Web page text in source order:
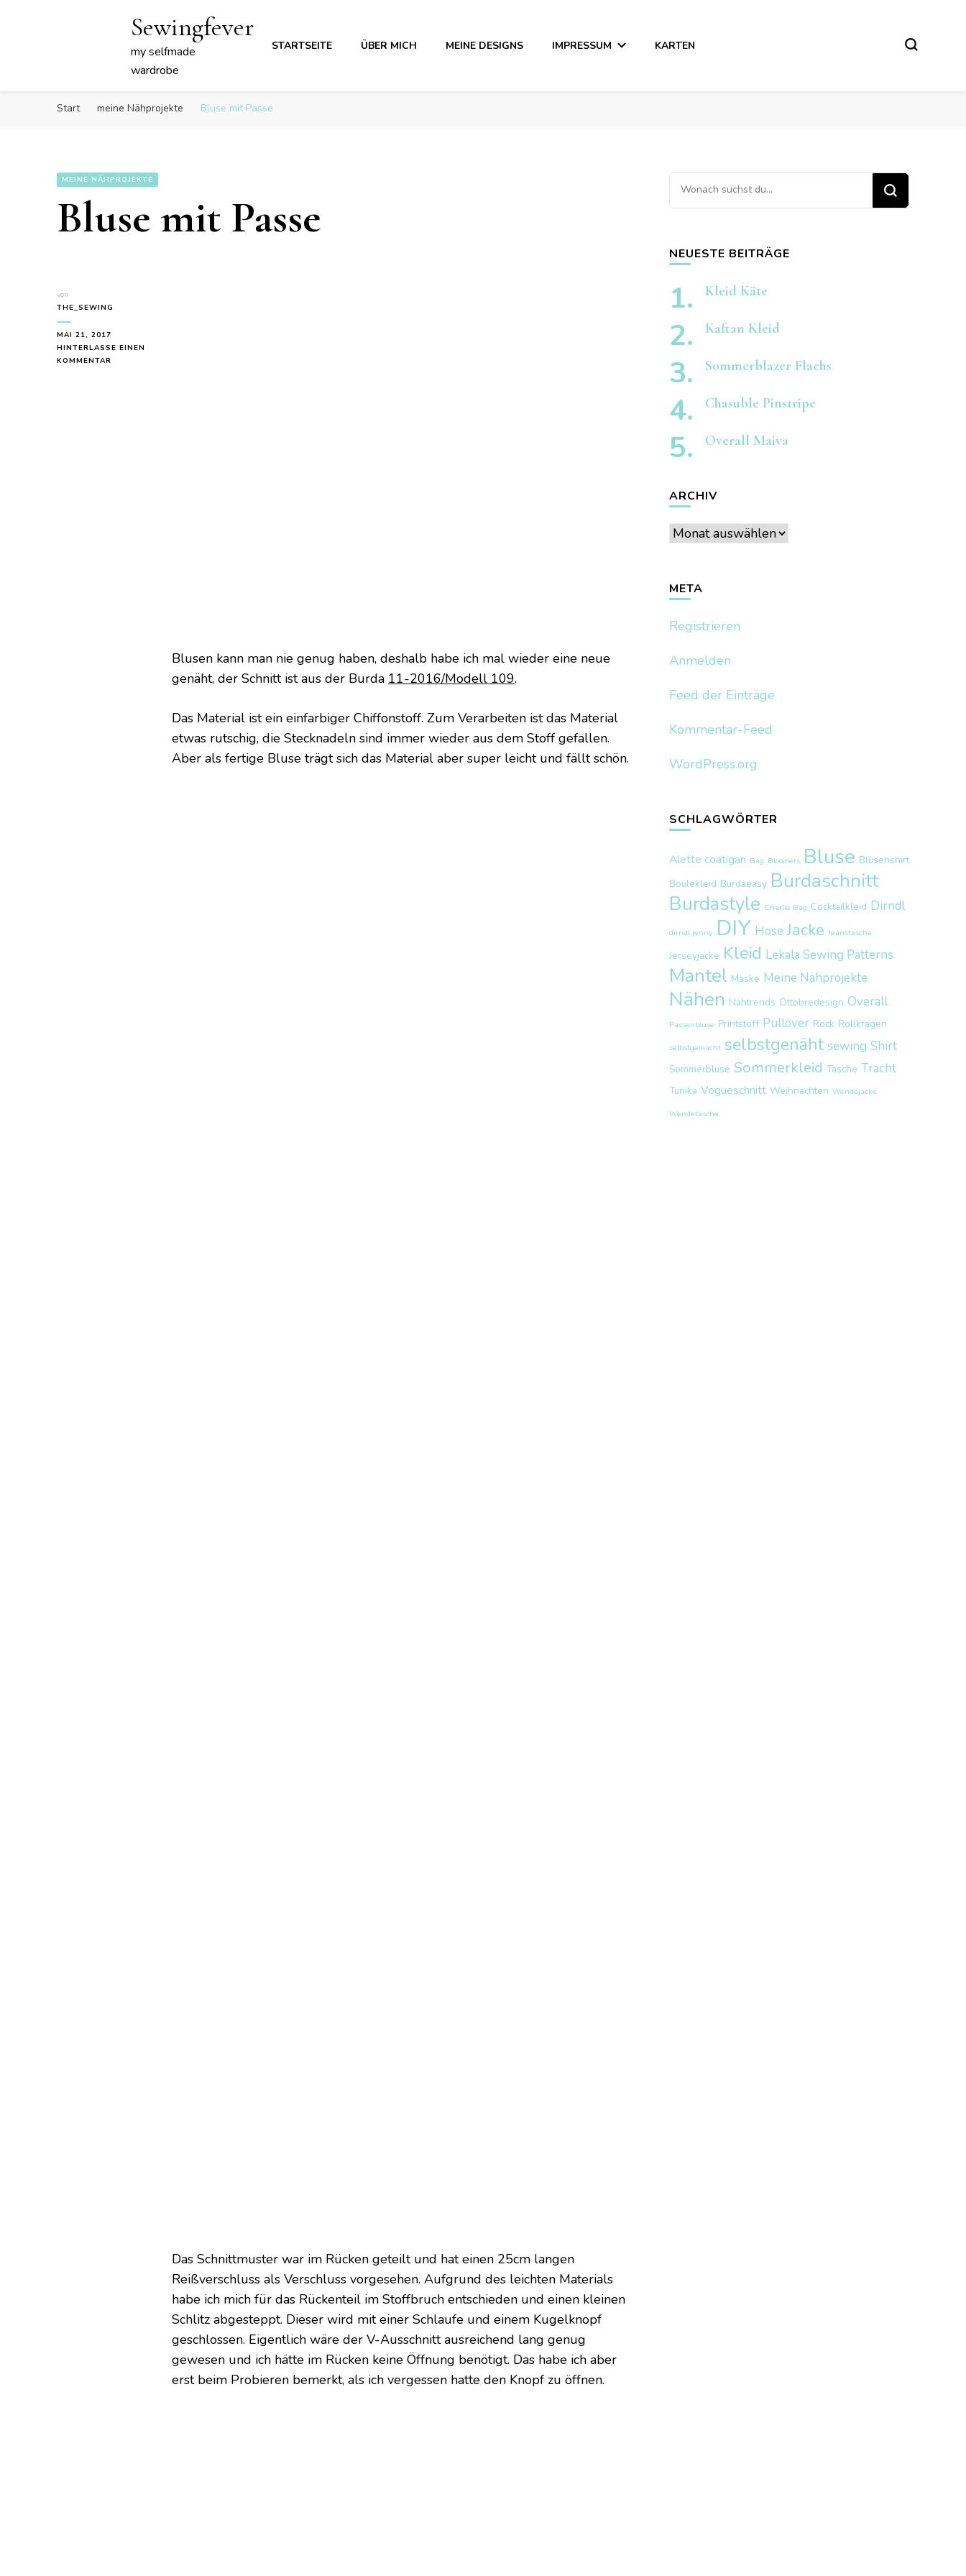
Sewingfever
my selfmade
wardrobe
STARTSEITE ÜBER MICH MEINE DESIGNS IMPRESSUM KARTEN
Start meine Nähprojekte Bluse mit Passe
MEINE NÄHPROJEKTE
Bluse mit Passe
von
THE_SEWING
MAI 21, 2017
HINTERLASSE EINEN
KOMMENTAR
Blusen kann man nie genug haben, deshalb habe ich mal wieder eine neue
genäht, der Schnitt ist aus der Burda 11-2016/Modell 109.
Das Material ist ein einfarbiger Chiffonstoff. Zum Verarbeiten ist das Material
etwas rutschig, die Stecknadeln sind immer wieder aus dem Stoff gefallen.
Aber als fertige Bluse trägt sich das Material aber super leicht und fällt schön.
Das Schnittmuster war im Rücken geteilt und hat einen 25cm langen
Reißverschluss als Verschluss vorgesehen. Aufgrund des leichten Materials
habe ich mich für das Rückenteil im Stoffbruch entschieden und einen kleinen
Schlitz abgesteppt. Dieser wird mit einer Schlaufe und einem Kugelknopf
geschlossen. Eigentlich wäre der V-Ausschnitt ausreichend lang genug
gewesen und ich hätte im Rücken keine Öffnung benötigt. Das habe ich aber
erst beim Probieren bemerkt, als ich vergessen hatte den Knopf zu öffnen.
Suchst
du
NEUESTE BEITRÄGE
Kleid Käte
Kaftan Kleid
Sommerblazer Flachs
Chasuble Pinstripe
Overall Maiva
ARCHIV
Archiv
META
Registrieren
Anmelden
Feed der Einträge
Kommentar-Feed
WordPress.org
SCHLAGWÖRTER
Alette coatigan Bag Bloomers Bluse Blusenshirt
Boulekleid Burdaeasy Burdaschnitt
Burdastyle Charlie Bag Cocktailkleid Dirndl
dirndl jenny DIY Hose Jacke Jeanstasche
Jerseyjacke Kleid Lekala Sewing Patterns
Mantel Maske Meine Nähprojekte
Nähen Nähtrends Ottobredesign Overall
Passenbluse Printstoff Pullover Rock Rollkragen
selbstgemacht selbstgenäht sewing Shirt
Sommerbluse Sommerkleid Tasche Tracht
Tunika Vogueschnitt Weihnachten Wendejacke
Wendetasche